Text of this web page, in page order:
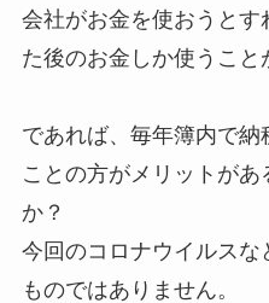
会社がお金を使おうと
た後のお金しか使うこと
であれば、毎年簿内で納
ことの方がメリットがあ
か？
今回のコロナウイルスな
ものではありません。